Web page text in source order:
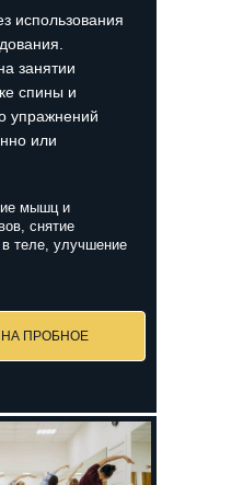
использования
занятии
спины и
упражнений
или
мышц и
снятие
теле, улучшение
ПРОБНОЕ